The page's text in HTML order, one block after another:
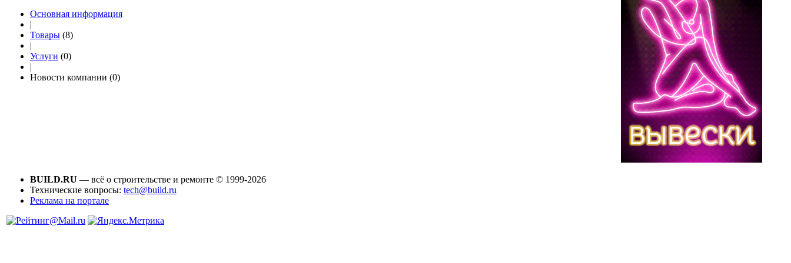
Основная информация
|
Товары (8)
|
Услуги (0)
|
Новости компании (0)
BUILD.RU — всё о строительстве и ремонте © 1999-2026
Технические вопросы: tech@build.ru
Реклама на портале